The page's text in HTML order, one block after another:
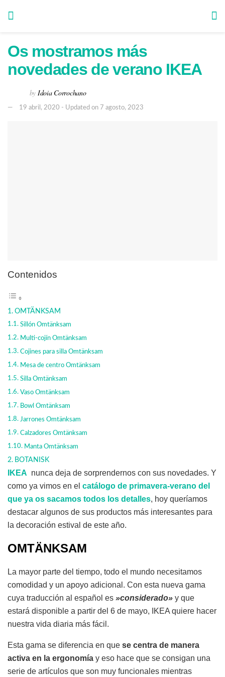
Os mostramos más
novedades de verano IKEA
by Idoia Corrochano
19 abril, 2020 - Updated on 7 agosto, 2023
Contenidos
OMTÄNKSAM
Sillón Omtänksam
Multi-cojín Omtänksam
Cojines para silla Omtänksam
Mesa de centro Omtänksam
Silla Omtänksam
Vaso Omtänksam
Bowl Omtänksam
Jarrones Omtänksam
Calzadores Omtänksam
Manta Omtänksam
BOTANISK
IKEA nunca deja de sorprendernos con sus novedades. Y
como ya vimos en el catálogo de primavera-verano del
que ya os sacamos todos los detalles, hoy queríamos
destacar algunos de sus productos más interesantes para
la decoración estival de este año.
OMTÄNKSAM
La mayor parte del tiempo, todo el mundo necesitamos
comodidad y un apoyo adicional. Con esta nueva gama
cuya traducción al español es »considerado» y que
estará disponible a partir del 6 de mayo, IKEA quiere hacer
nuestra vida diaria más fácil.
Esta gama se diferencia en que se centra de manera
activa en la ergonomía y eso hace que se consigan una
serie de artículos que son muy funcionales mientras